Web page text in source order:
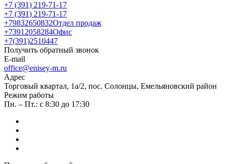
+7 (391) 219-71-17
+7 (391) 219-71-17
+79832650832Отдел продаж
+73912058284Офис
+7(391)2510447
Получить обратный звонок
E-mail
office@enisey-m.ru
Адрес
​Торговый квартал, 1а/2, пос. Солонцы, Емельяновский район
Режим работы
Пн. – Пт.: с 8:30 до 17:30